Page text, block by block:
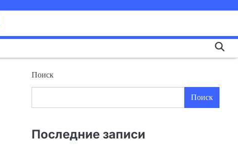
Поиск
Поиск
Последние записи